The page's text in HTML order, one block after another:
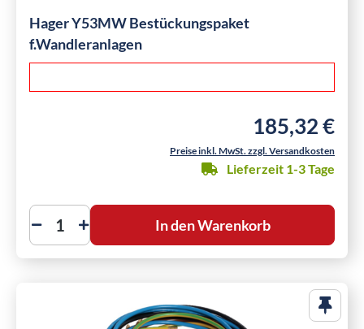
Hager Y53MW Bestückungspaket
f.Wandleranlagen
Regulärer Preis:
185,32 €
Preise inkl. MwSt. zzgl. Versandkosten
Lieferzeit 1-3 Tage
In den Warenkorb